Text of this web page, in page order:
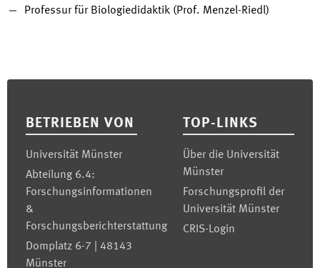
Professur für Biologiedidaktik (Prof. Menzel-Riedl)
BETRIEBEN VON
Universität Münster
Abteilung 6.4:
Forschungsinformationen
&
Forschungsberichterstattung
Domplatz 6-7 | 48143
Münster
TOP-LINKS
Über die Universität
Münster
Forschungsprofil der
Universität Münster
CRIS-Login